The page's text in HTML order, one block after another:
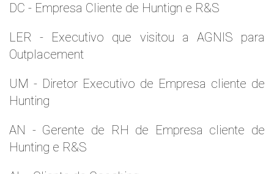
DC - Empresa Cliente de Huntign e R&S
LER - Executivo que visitou a AGNIS para
Outplacement
UM - Diretor Executivo de Empresa cliente de
Hunting
AN - Gerente de RH de Empresa cliente de
Hunting e R&S